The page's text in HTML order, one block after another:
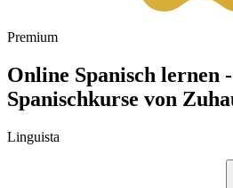
Premium
Online Spanisch lernen
Spanischkurse von
Linguista